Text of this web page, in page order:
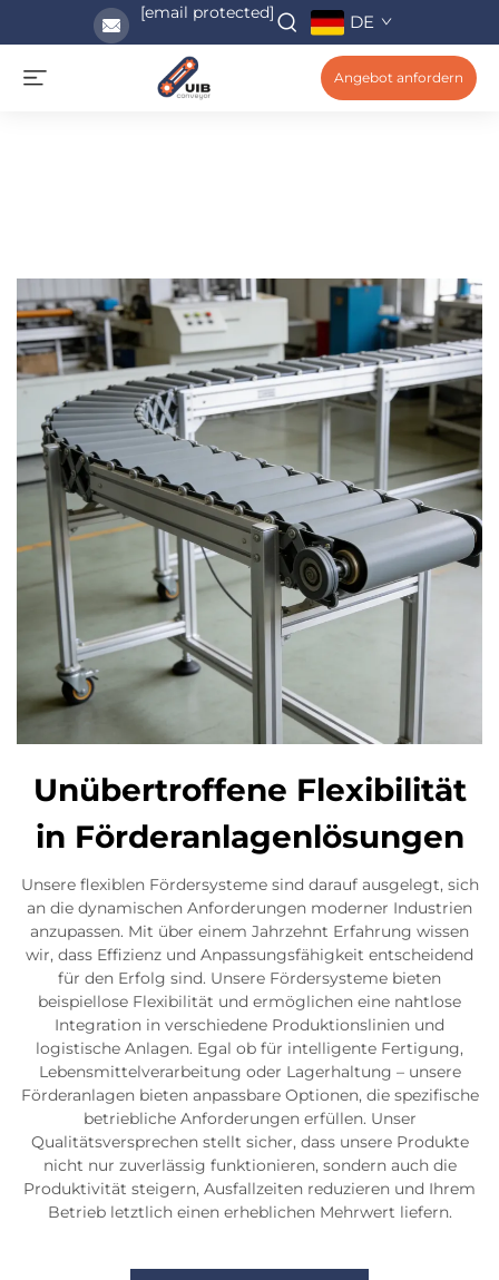
[email protected] DE
Angebot anfordern
Unübertroffene Flexibilität
in Förderanlagenlösungen
Unsere flexiblen Fördersysteme sind darauf ausgelegt, sich
an die dynamischen Anforderungen moderner Industrien
anzupassen. Mit über einem Jahrzehnt Erfahrung wissen
wir, dass Effizienz und Anpassungsfähigkeit entscheidend
für den Erfolg sind. Unsere Fördersysteme bieten
beispiellose Flexibilität und ermöglichen eine nahtlose
Integration in verschiedene Produktionslinien und
logistische Anlagen. Egal ob für intelligente Fertigung,
Lebensmittelverarbeitung oder Lagerhaltung – unsere
Förderanlagen bieten anpassbare Optionen, die spezifische
betriebliche Anforderungen erfüllen. Unser
Qualitätsversprechen stellt sicher, dass unsere Produkte
nicht nur zuverlässig funktionieren, sondern auch die
Produktivität steigern, Ausfallzeiten reduzieren und Ihrem
Betrieb letztlich einen erheblichen Mehrwert liefern.